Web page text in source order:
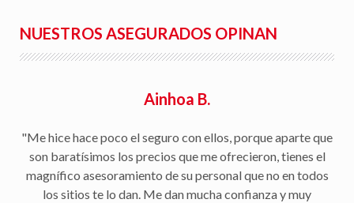
NUESTROS ASEGURADOS OPINAN
Ainhoa B.
"Me hice hace poco el seguro con ellos, porque aparte que
son baratísimos los precios que me ofrecieron, tienes el
magnífico asesoramiento de su personal que no en todos
los sitios te lo dan. Me dan mucha confianza y muy